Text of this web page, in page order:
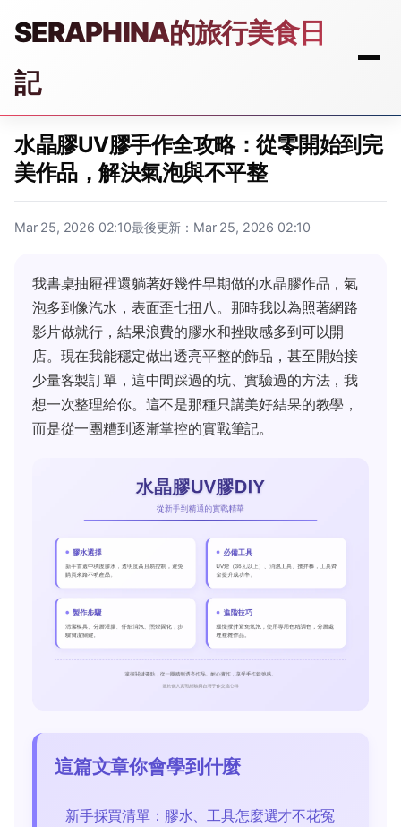
SERAPHINA的旅行美食日
記
水晶膠UV膠手作全攻略：從零開始到完
美作品，解決氣泡與不平整
Mar 25, 2026 02:10最後更新：Mar 25, 2026 02:10
我書桌抽屜裡還躺著好幾件早期做的水晶膠作品，氣
泡多到像汽水，表面歪七扭八。那時我以為照著網路
影片做就行，結果浪費的膠水和挫敗感多到可以開
店。現在我能穩定做出透亮平整的飾品，甚至開始接
少量客製訂單，這中間踩過的坑、實驗過的方法，我
想一次整理給你。這不是那種只講美好結果的教學，
而是從一團糟到逐漸掌控的實戰筆記。
這篇文章你會學到什麼
新手採買清單：膠水、工具怎麼選才不花冤